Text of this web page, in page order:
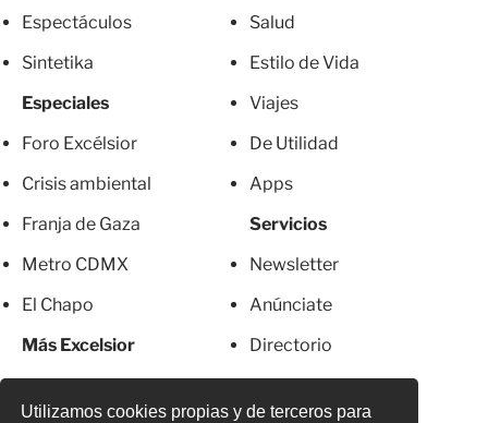
Utilizamos cookies propias y de terceros para
Espectáculos
Sintetika
Especiales
Foro Excélsior
Crisis ambiental
Franja de Gaza
Metro CDMX
El Chapo
Más Excelsior
Salud
Estilo de Vida
Viajes
De Utilidad
Apps
Servicios
Newsletter
Anúnciate
Directorio